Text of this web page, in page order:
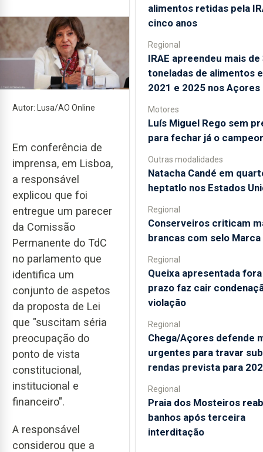
Autor: Lusa/AO Online
Em conferência de
imprensa, em Lisboa,
a responsável
explicou que foi
entregue um parecer
da Comissão
Permanente do TdC
no parlamento que
identifica um
conjunto de aspetos
da proposta de Lei
que "suscitam séria
preocupação do
ponto de vista
constitucional,
institucional e
financeiro".
A responsável
considerou que a
alimentos retidas pela
cinco anos
Regional
IRAE apreendeu mais de
toneladas de alimentos
2021 e 2025 nos Açores
Motores
Luís Miguel Rego sem
para fechar já o
Outras modalidades
Natacha Candé em
heptatlo nos Estados
Regional
Conserveiros criticam
brancas com selo
Regional
Queixa apresentada
prazo faz cair
violação
Regional
Chega/Açores defende
urgentes para travar
rendas prevista para
Regional
Praia dos Mosteiros
banhos após terceira
interditação